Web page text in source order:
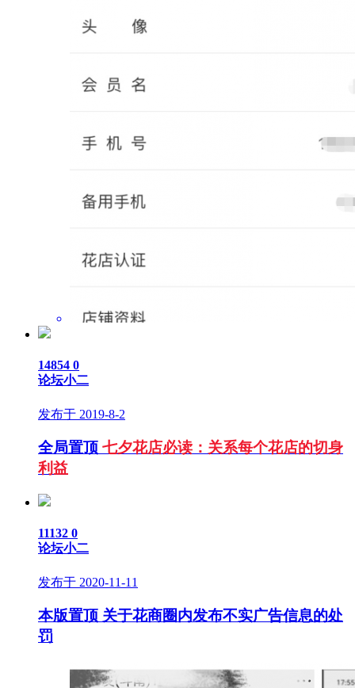
14854 0
论坛小二
发布于 2019-8-2
全局置顶 七夕花店必读：关系每个花店的切身
利益
11132 0
论坛小二
发布于 2020-11-11
本版置顶 关于花商圈内发布不实广告信息的处
罚